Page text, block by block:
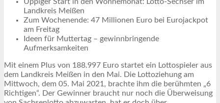
Landkreis Meißen
Zum Wochenende: 47 Millionen Euro bei Eurojackpot
am Freitag
Ideen für Muttertag – gewinnbringende
Aufmerksamkeiten
Mit einem Plus von 188.997 Euro startet ein Lottospieler aus
dem Landkreis Meißen in den Mai. Die Lottoziehung am
Mittwoch, dem 05. Mai 2021, brachte ihm die berühmten „6
Richtigen“. Der Gewinner braucht nur noch die Überweisung